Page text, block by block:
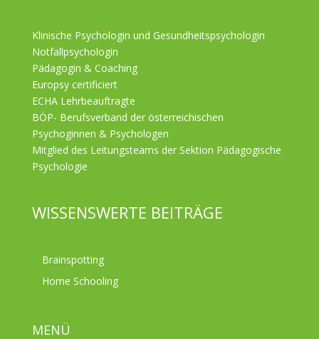
Klinische Psychologin und Gesundheitspsychologin
Notfallpsychologin
Pädagogin & Coaching
Europsy certificiert
ECHA Lehrbeauftragte
BÖP- Berufsverband der österreichischen
Psychoginnen & Psychologen
Mitglied des Leitungsteams der Sektion Pädagogische
Psychologie
WISSENSWERTE BEITRÄGE
Brainspotting
Home Schooling
MENÜ